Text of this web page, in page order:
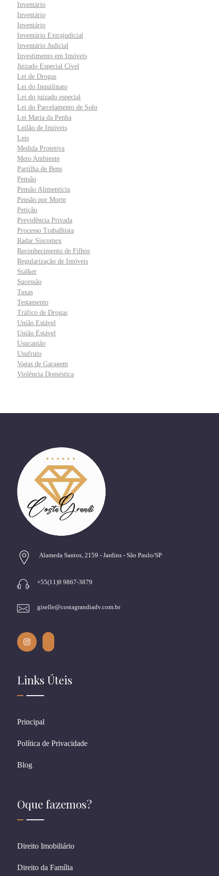
Inventário
Inventário
Inventário
Inventário Extrajudicial
Inventário Judicial
Investimento em Imóveis
Juizado Especial Cível
Lei de Drogas
Lei do Inquilinato
Lei do juizado especial
Lei do Parcelamento de Solo
Lei Maria da Penha
Leilão de Imóveis
Leis
Medida Protetiva
Meio Ambiente
Partilha de Bens
Pensão
Pensão Alimentícia
Pensão por Morte
Petição
Previdência Privada
Processo Trabalhista
Radar Siscomex
Reconhecimento de Filhos
Regularização de Imóveis
Stalker
Sucessão
Taxas
Testamento
Tráfico de Drogas
União Estável
União Estável
Usucapião
Usufruto
Vagas de Garagem
Violência Doméstica
Alameda Santos, 2159 - Jardins - São Paulo/SP
+55(11)9 9867-3879
giselle@costagrandiadv.com.br
Links Úteis
Principal
Política de Privacidade
Blog
Oque fazemos?
Direito Imobiliário
Direito da Família